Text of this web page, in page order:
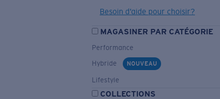
Besoin d’aide pour choisir?
MAGASINER PAR CATÉGORIE
Performance
Hybride
NOUVEAU
Lifestyle
COLLECTIONS